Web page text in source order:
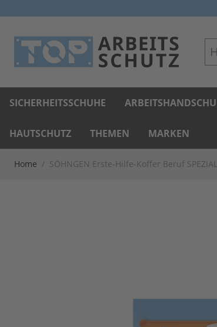
SICHERHEITSSCHUHE
HAUTSCHUTZ THEMEN MARKEN
Home / SÖHNGEN Erste-Hilfe-Koffer Beruf